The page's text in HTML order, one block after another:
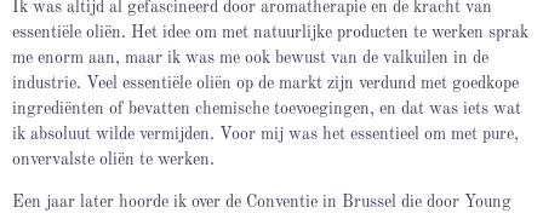
Ik was altijd al gefascineerd door aromatherapie en de kracht van
essentiële oliën. Het idee om met natuurlijke producten te werken sprak
me enorm aan, maar ik was me ook bewust van de valkuilen in de
industrie. Veel essentiële oliën op de markt zijn verdund met goedkope
ingrediënten of bevatten chemische toevoegingen, en dat was iets wat
ik absoluut wilde vermijden. Voor mij was het essentieel om met pure,
onvervalste oliën te werken.
Een jaar later hoorde ik over de Conventie in Brussel die door Young